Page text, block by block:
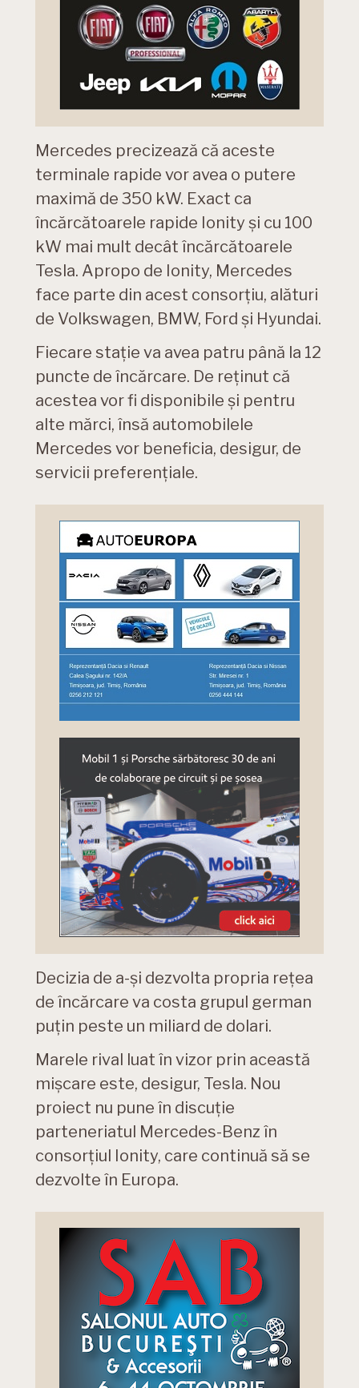
Mercedes precizează că aceste
terminale rapide vor avea o putere
maximă de 350 kW. Exact ca
încărcătoarele rapide Ionity și cu 100
kW mai mult decât încărcătoarele
Tesla. Apropo de Ionity, Mercedes
face parte din acest consorțiu, alături
de Volkswagen, BMW, Ford și Hyundai.
Fiecare stație va avea patru până la 12
puncte de încărcare. De reținut că
acestea vor fi disponibile și pentru
alte mărci, însă automobilele
Mercedes vor beneficia, desigur, de
servicii preferențiale.
Decizia de a-și dezvolta propria rețea
de încărcare va costa grupul german
puțin peste un miliard de dolari.
Marele rival luat în vizor prin această
mișcare este, desigur, Tesla. Nou
proiect nu pune în discuție
parteneriatul Mercedes-Benz în
consorțiul Ionity, care continuă să se
dezvolte în Europa.